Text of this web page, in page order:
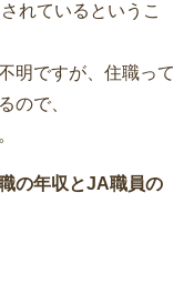
れているというこ
明ですが、住職って
ので、
の年収とJA職員の